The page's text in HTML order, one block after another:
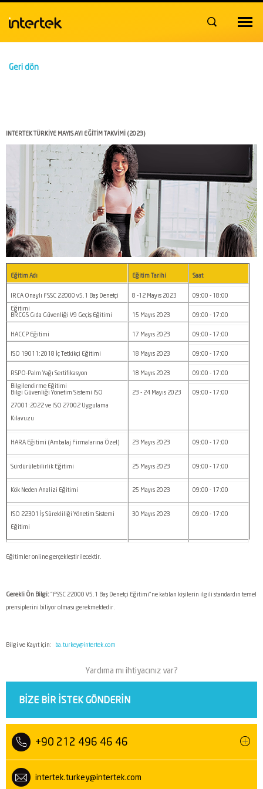
Toggle
Geri dön
INTERTEK TÜRKİYE MAYIS AYI EĞİTİM TAKVİMİ (2023)
Eğitim Adı Eğitim Tarihi Saat
IRCA Onaylı FSSC 22000 v5.1 Baş Denetçi
Eğitimi
8 -12 Mayıs 2023 09:00 - 18:00
BRCGS Gıda Güvenliği V9 Geçiş Eğitimi 15 Mayıs 2023 09:00 - 17:00
HACCP Eğitimi 17 Mayıs 2023 09:00 - 17:00
ISO 19011:2018 İç Tetkikçi Eğitimi 18 Mayıs 2023 09:00 - 17:00
RSPO-Palm Yağı Sertifikasyon
Bilgilendirme Eğitimi
18 Mayıs 2023 09:00 - 17:00
Bilgi Güvenliği Yönetim Sistemi ISO
27001:2022 ve ISO 27002 Uygulama
Kılavuzu
23 - 24 Mayıs 2023 09:00 - 17:00
HARA Eğitimi (Ambalaj Firmalarına Özel) 23 Mayıs 2023 09:00 - 17:00
Sürdürülebilirlik Eğitimi 25 Mayıs 2023 09:00 - 17:00
Kök Neden Analizi Eğitimi 25 Mayıs 2023 09:00 - 17:00
ISO 22301 İş Sürekliliği Yönetim Sistemi
Eğitimi
30 Mayıs 2023 09:00 - 17:00
Eğitimler online gerçekleştirilecektir.
Gerekli Ön Bilgi:"FSSC 22000 V5.1 Baş Denetçi Eğitimi"ne katılan kişilerin ilgili standardın temel
prensiplerini biliyor olması gerekmektedir.
Bilgi ve Kayıt için: ba.turkey@intertek.com
Yardıma mı ihtiyacınız var?
BIZE BIR ISTEK GÖNDERIN
+90 212 496 46 46
intertek.turkey@intertek.com